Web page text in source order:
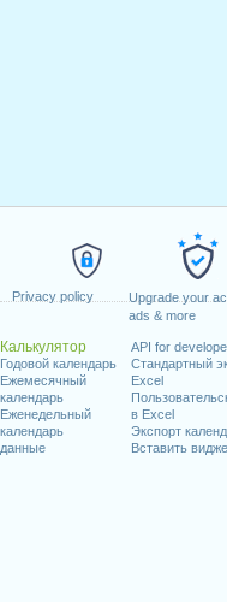
Privacy policy
Upgrade your
ads & more
Калькулятор
Годовой календарь
Ежемесячный
календарь
Еженедельный
календарь
данные
API for
Стандартный
Excel
в Excel
Экспорт
Вставить